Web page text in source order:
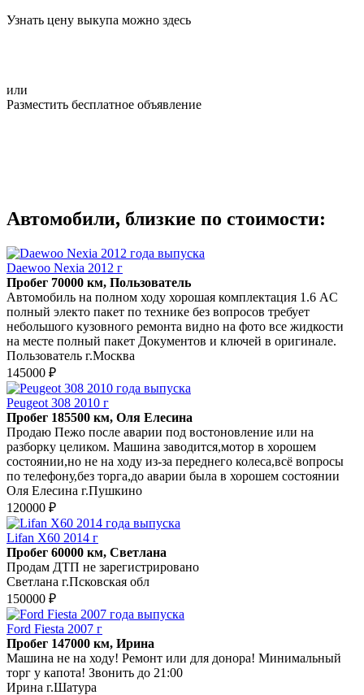
Узнать цену выкупа можно здесь
или
Разместить бесплатное объявление
Автомобили, близкие по стоимости:
Daewoo Nexia 2012 г
Пробег 70000 км, Пользователь
Автомобиль на полном ходу хорошая комплектация 1.6 AC
полный электо пакет по технике без вопросов требует
небольшого кузовного ремонта видно на фото все жидкости
на месте полный пакет Документов и ключей в оригинале.
Пользователь г.Москва
145000 ₽
Peugeot 308 2010 г
Пробег 185500 км, Оля Елесина
Продаю Пежо после аварии под востоновление или на
разборку целиком. Машина заводится,мотор в хорошем
состоянии,но не на ходу из-за переднего колеса,всё вопросы
по телефону,без торга,до аварии была в хорошем состоянии
Оля Елесина г.Пушкино
120000 ₽
Lifan X60 2014 г
Пробег 60000 км, Светлана
Продам ДТП не зарегистрировано
Светлана г.Псковская обл
150000 ₽
Ford Fiesta 2007 г
Пробег 147000 км, Ирина
Машина не на ходу! Ремонт или для донора! Минимальный
торг у капота! Звонить до 21:00
Ирина г.Шатура